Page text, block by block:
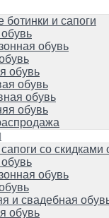
со скидками
обувь
и свадебная обувь
обувь
обувь
обувь
обувь
обувь
обувь
обувь
обувь
ботинки и сапоги
обувь
обувь
обувь
обувь
обувь
со скидками
обувь
и свадебная
обувь